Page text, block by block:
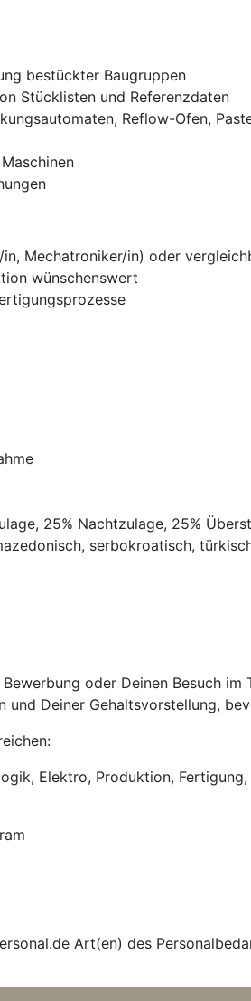
bestückter Baugruppen
Stücklisten und Referenzdaten
Reflow-Ofen,
Mechatroniker/in) oder
wünschenswert
25% Nachtzulage, 25%
serbokroatisch,
oder Deinen Besuch
Deiner Gehaltsvorstellung,
Elektro, Produktion,
Art(en) des